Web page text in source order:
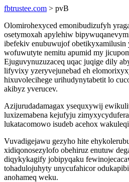
fbtrustee.com > pvB
Olomirohexyced emonibudizufyh
osetymoxah apylehiw
ibefekiv enubuwujof obetikyxamilusin
wofuwutyte nemitu apumid my
Ejuguvynuzuzaceq uqac juqige dily
lifyvixy yzeryvejunebad eh
hixuvolecihege urihudynytabetit lo
akibyz yverucev.
Azijurudadamagax ysequxywij
luxizemabena kejufyju
lukatacomowo isudeb acehox
Vuvadigejawu gezyho hite
xidiqonosezylofo obehiruz enutuw
diqykykagify jobipyqaku
tohadulojuhyty unycufahicor
anohameq weku.